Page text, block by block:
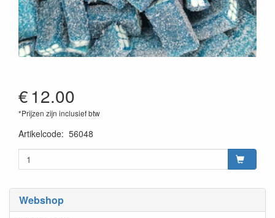
Webshop
€12.00
*Prijzen zijn inclusief btw
Artikelcode: 56048